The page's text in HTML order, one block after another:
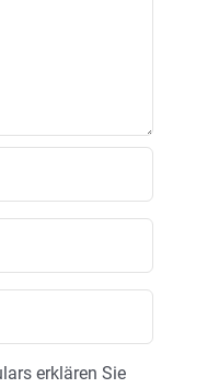
erklären Sie